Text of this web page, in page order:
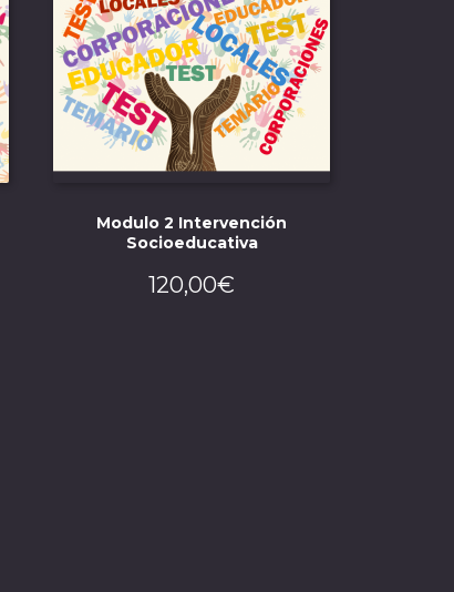
Modulo 2 Intervención
Socioeducativa
120,00€